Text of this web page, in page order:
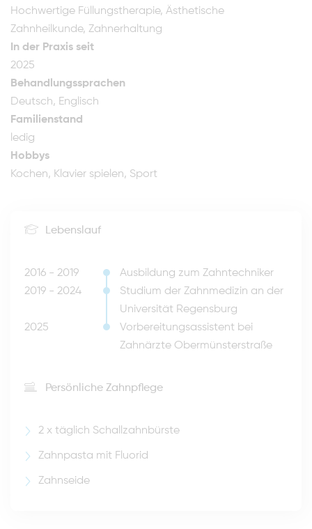
Hochwertige Füllungstherapie, Ästhetische
Zahnheilkunde, Zahnerhaltung
In der Praxis seit
2025
Behandlungssprachen
Deutsch, Englisch
Familienstand
ledig
Hobbys
Kochen, Klavier spielen, Sport
Lebenslauf
2016 - 2019
Ausbildung zum Zahntechniker
2019 - 2024
Studium der Zahnmedizin an der
Universität Regensburg
2025
Vorbereitungsassistent bei
Zahnärzte Obermünsterstraße
Persönliche Zahnpflege
2 x täglich Schallzahnbürste
Zahnpasta mit Fluorid
Zahnseide